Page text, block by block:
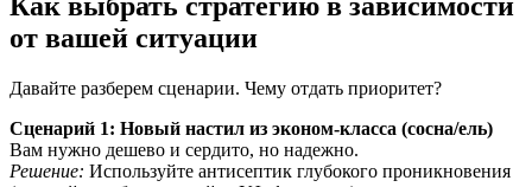
от вашей ситуации
Давайте разберем сценарии. Чему отдать приоритет?
Сценарий 1: Новый настил из эконом-класса (сосна/ель)
Вам нужно дешево и сердито, но надежно.
Решение: Используйте антисептик глубокого проникновения